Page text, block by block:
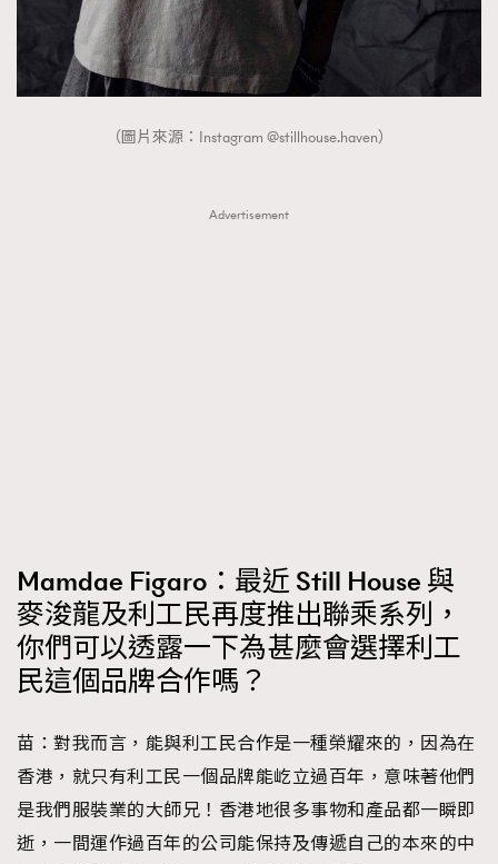
（圖片來源：Instagram @stillhouse.haven）
Advertisement
Mamdae Figaro：最近 Still House 與
麥浚龍及利工民再度推出聯乘系列，
你們可以透露一下為甚麼會選擇利工
民這個品牌合作嗎？
苗：對我而言，能與利工民合作是一種榮耀來的，因為在
香港，就只有利工民一個品牌能屹立過百年，意味著他們
是我們服裝業的大師兄！香港地很多事物和產品都一瞬即
逝，一間運作過百年的公司能保持及傳遞自己的本來的中